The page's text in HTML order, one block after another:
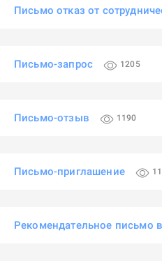
Письмо отказ от
Письмо-запрос 1205
Письмо-отзыв 1190
Письмо-приглашение
Рекомендательное письмо